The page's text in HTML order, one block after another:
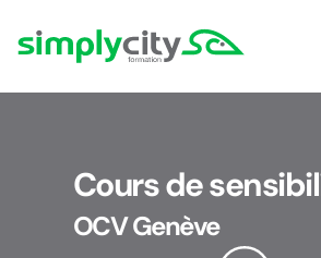
Simplycity
Cours de
OCV Genève